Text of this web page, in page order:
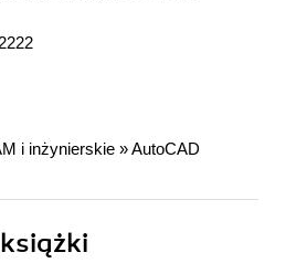
2222
i inżynierskie »AutoCAD
książki